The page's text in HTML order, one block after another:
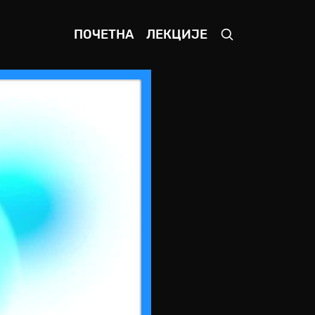
ПОЧЕТНА ЛЕКЦИЈЕ